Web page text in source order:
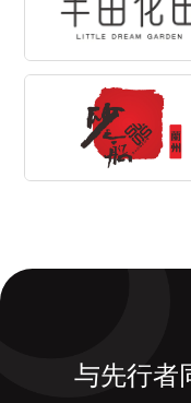
与先行者